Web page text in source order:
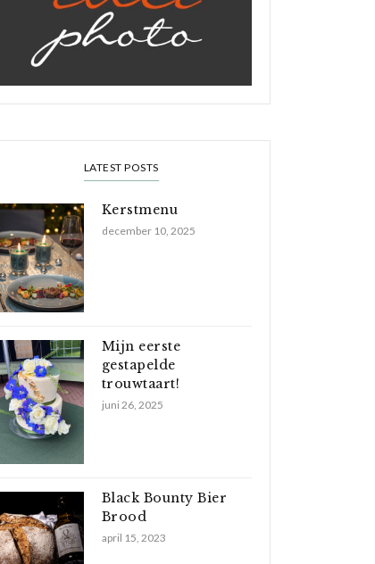
LATEST POSTS
Kerstmenu
december 10, 2025
Mijn eerste
gestapelde
trouwtaart!
juni 26, 2025
Black Bounty Bier
Brood
april 15, 2023